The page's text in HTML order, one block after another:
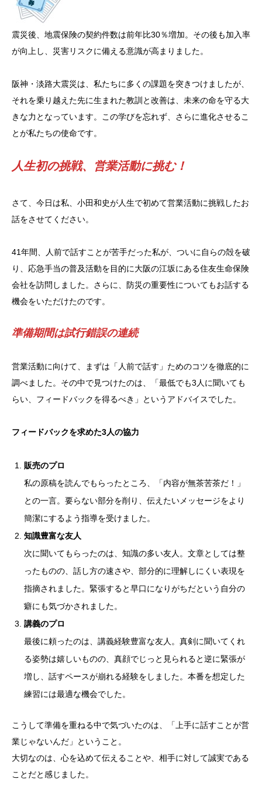
震災後、地震保険の契約件数は前年比30％増加。その後も加入率
が向上し、災害リスクに備える意識が高まりました。
阪神・淡路大震災は、私たちに多くの課題を突きつけましたが、
それを乗り越えた先に生まれた教訓と改善は、未来の命を守る大
きな力となっています。この学びを忘れず、さらに進化させるこ
とが私たちの使命です。
人生初の挑戦、営業活動に挑む！
さて、今日は私、小田和史が人生で初めて営業活動に挑戦したお
話をさせてください。
41年間、人前で話すことが苦手だった私が、ついに自らの殻を破
り、応急手当の普及活動を目的に大阪の江坂にある住友生命保険
会社を訪問しました。さらに、防災の重要性についてもお話する
機会をいただけたのです。
準備期間は試行錯誤の連続
営業活動に向けて、まずは「人前で話す」ためのコツを徹底的に
調べました。その中で見つけたのは、「最低でも3人に聞いても
らい、フィードバックを得るべき」というアドバイスでした。
フィードバックを求めた3人の協力
販売のプロ
私の原稿を読んでもらったところ、「内容が無茶苦茶だ！」
との一言。要らない部分を削り、伝えたいメッセージをより
簡潔にするよう指導を受けました。
知識豊富な友人
次に聞いてもらったのは、知識の多い友人。文章としては整
ったものの、話し方の速さや、部分的に理解しにくい表現を
指摘されました。緊張すると早口になりがちだという自分の
癖にも気づかされました。
講義のプロ
最後に頼ったのは、講義経験豊富な友人。真剣に聞いてくれ
る姿勢は嬉しいものの、真顔でじっと見られると逆に緊張が
増し、話すペースが崩れる経験をしました。本番を想定した
練習には最適な機会でした。
こうして準備を重ねる中で気づいたのは、「上手に話すことが営
業じゃないんだ」ということ。
大切なのは、心を込めて伝えることや、相手に対して誠実である
ことだと感じました。